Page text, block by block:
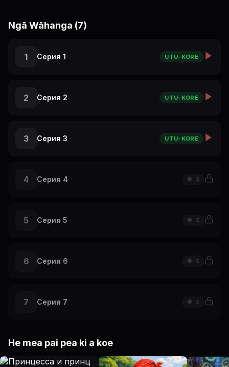
Ngā Wāhanga (7)
1 Серия 1 UTU-KORE
2 Серия 2 UTU-KORE
3 Серия 3 UTU-KORE
4 Серия 4 5
5 Серия 5 5
6 Серия 6 5
7 Серия 7 5
He mea pai pea ki a koe